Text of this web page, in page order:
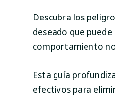
Descubra los
deseado que
comportamiento
Esta guía
efectivos para